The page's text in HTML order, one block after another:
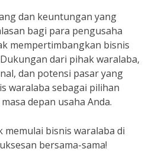
dan keuntungan yang
bagi para pengusaha
mempertimbangkan bisnis
dari pihak waralaba,
dan potensi pasar yang
waralaba sebagai pilihan
depan usaha Anda.
memulai bisnis waralaba di
bersama-sama!